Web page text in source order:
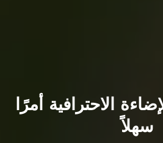
الاحترافية أمرًا
سهلاً